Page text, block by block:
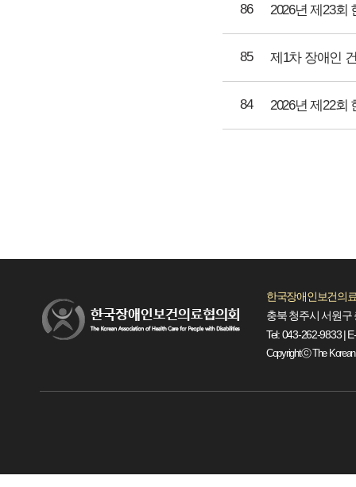
86 2026년 제23회
85 제1차 장애인
84 2026년 제22회
한국장애인보건의
충북 청주시 서원구
Tel: 043-262-9833 |
Copyrightⓒ The Korean